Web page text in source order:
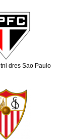
dres Sao Paulo